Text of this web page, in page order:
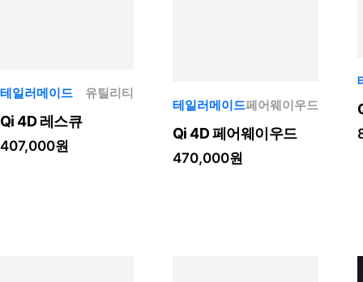
테일러메이드 유틸리티
Qi 4D 레스큐
407,000원
테일러메이드페어웨이우드
Qi 4D 페어웨이우드
470,000원